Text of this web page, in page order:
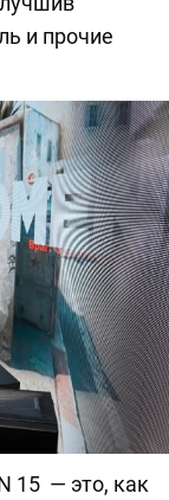
и прочие
15 — это, как